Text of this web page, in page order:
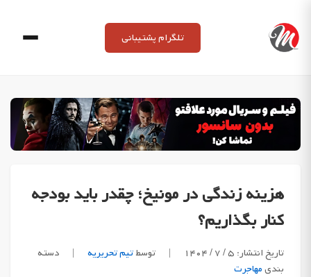
content
تلگرام پشتیبانی
هزینه زندگی در مونیخ؛ چقدر باید بودجه
کنار بگذاریم؟
تاریخ انتشار: ۵ / ۷ / ۱۴۰۴ | توسطتیم تحریریه |
دسته
بندیمهاجرت